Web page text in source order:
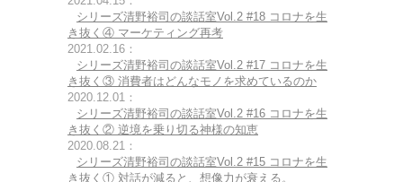
シリーズ清野裕司の談話室Vol.2 #18 コロナを生
き抜く④ マーケティング再考
2021.02.16：
シリーズ清野裕司の談話室Vol.2 #17 コロナを生
き抜く③ 消費者はどんなモノを求めているのか
2020.12.01：
シリーズ清野裕司の談話室Vol.2 #16 コロナを生
き抜く② 逆境を乗り切る神様の知恵
2020.08.21：
シリーズ清野裕司の談話室Vol.2 #15 コロナを生
き抜く① 対話が減ると、想像力が衰える。